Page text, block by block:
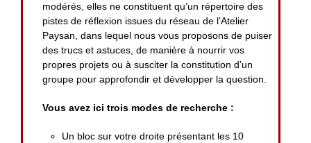
modérés, elles ne constituent qu’un répertoire des
pistes de réflexion issues du réseau de l’Atelier
Paysan, dans lequel nous vous proposons de puiser
des trucs et astuces, de manière à nourrir vos
propres projets ou à susciter la constitution d’un
groupe pour approfondir et développer la question.
Vous avez ici trois modes de recherche :
Un bloc sur votre droite présentant les 10